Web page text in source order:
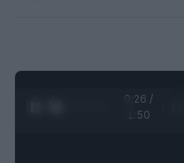
0:27 /
1:50